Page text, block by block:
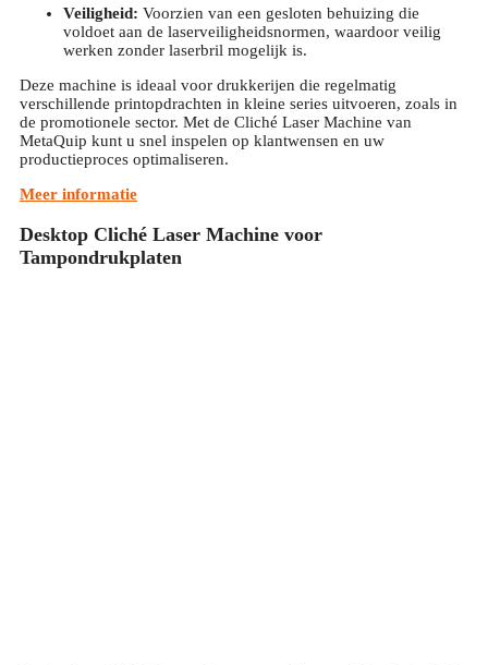
Veiligheid: Voorzien van een gesloten behuizing die
voldoet aan de laserveiligheidsnormen, waardoor veilig
werken zonder laserbril mogelijk is.
Deze machine is ideaal voor drukkerijen die regelmatig
verschillende printopdrachten in kleine series uitvoeren, zoals in
de promotionele sector. Met de Cliché Laser Machine van
MetaQuip kunt u snel inspelen op klantwensen en uw
productieproces optimaliseren.
Meer informatie
Desktop Cliché Laser Machine voor
Tampondrukplaten